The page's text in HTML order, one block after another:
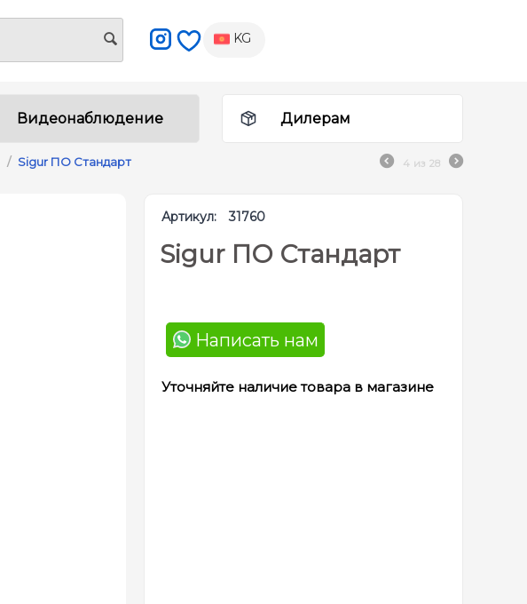
KG
Видеонаблюдение Дилерам
/ Sigur ПО Стандарт 4 из 28
Артикул: 31760
Sigur ПО Стандарт
Написать нам
Уточняйте наличие товара в магазине